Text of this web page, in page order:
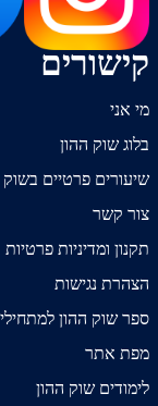
קישורים
מי אני
בלוג שוק ההון
שיעורים פרטיים בשוק
צור קשר
תקנון ומדיניות פרטיות
הצהרת נגישות
ספר שוק ההון
מפת אתר
לימודים שוק ההון